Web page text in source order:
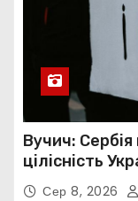
Вучич:
цілісність
Сер 8, 2026